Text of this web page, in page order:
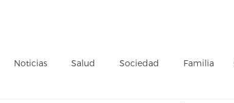
Noticias Salud Sociedad Familia